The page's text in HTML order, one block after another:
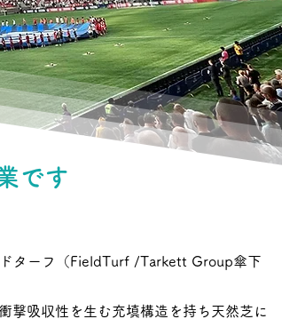
です
ターフ（FieldTurf /Tarkett Group傘下
撃吸収性を生む充填構造を持ち天然芝に